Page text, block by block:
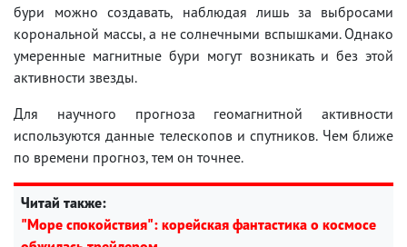
бури можно создавать, наблюдая лишь за выбросами
корональной массы, а не солнечными вспышками. Однако
умеренные магнитные бури могут возникать и без этой
активности звезды.
Для научного прогноза геомагнитной активности
используются данные телескопов и спутников. Чем ближе
по времени прогноз, тем он точнее.
Читай также:
"Море спокойствия": корейская фантастика о космосе